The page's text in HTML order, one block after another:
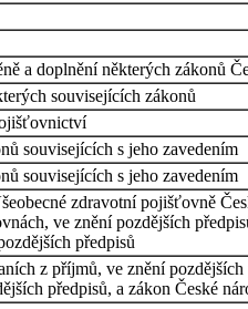
a doplnění některých zákonů
souvisejících zákonů
souvisejících s jeho zavedením
souvisejících s jeho zavedením
zdravotní pojišťovně
ve znění pozdějších
předpisů
z příjmů, ve znění
předpisů, a zákon České